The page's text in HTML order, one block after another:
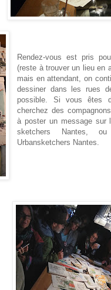
Rendez-vous est pris
(reste à trouver un lieu en
mais en attendant, on
dessiner dans les rues
possible. Si vous êtes
cherchez des
à poster un message sur
sketchers Nantes,
Urbansketchers Nantes.